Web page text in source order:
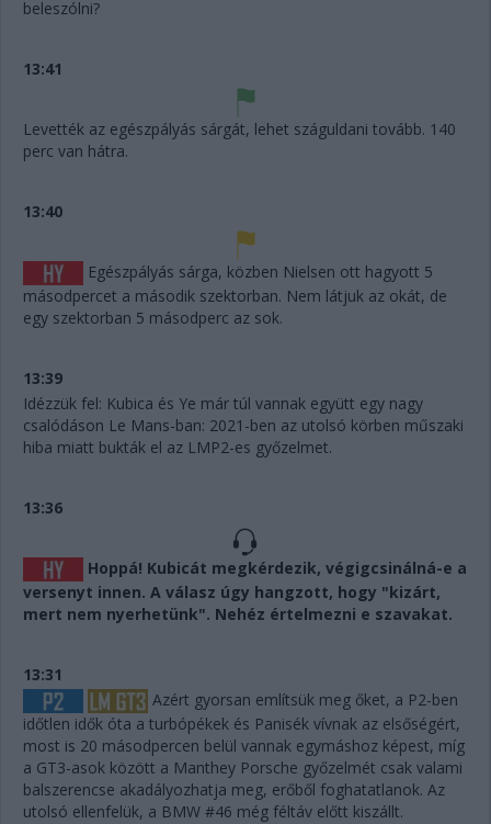
beleszólni?
13:41
Levették az egészpályás sárgát, lehet száguldani tovább. 140
perc van hátra.
13:40
Egészpályás sárga, közben Nielsen ott hagyott 5
másodpercet a második szektorban. Nem látjuk az okát, de
egy szektorban 5 másodperc az sok.
13:39
Idézzük fel: Kubica és Ye már túl vannak együtt egy nagy
csalódáson Le Mans-ban: 2021-ben az utolsó körben műszaki
hiba miatt bukták el az LMP2-es győzelmet.
13:36
Hoppá! Kubicát megkérdezik, végigcsinálná-e a
versenyt innen. A válasz úgy hangzott, hogy "kizárt,
mert nem nyerhetünk". Nehéz értelmezni e szavakat.
13:31
Azért gyorsan említsük meg őket, a P2-ben
időtlen idők óta a turbópékek és Panisék vívnak az elsőségért,
most is 20 másodpercen belül vannak egymáshoz képest, míg
a GT3-asok között a Manthey Porsche győzelmét csak valami
balszerencse akadályozhatja meg, erőből foghatatlanok. Az
utolsó ellenfelük, a BMW #46 még féltáv előtt kiszállt.